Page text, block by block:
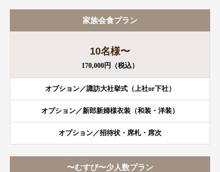
家族会食プラン
10名様〜
170,000円（税込）
オプション／諏訪大社挙式（上社or下社）
オプション／新郎新婦様衣装（和装・洋装）
オプション／招待状・席札・席次
〜むすび〜少人数プラン